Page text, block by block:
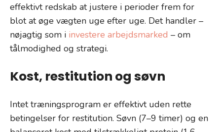
effektivt redskab at justere i perioder frem for
blot at øge vægten uge efter uge. Det handler –
nøjagtig som i investere arbejdsmarked – om
tålmodighed og strategi.
Kost, restitution og søvn
Intet træningsprogram er effektivt uden rette
betingelser for restitution. Søvn (7–9 timer) og en